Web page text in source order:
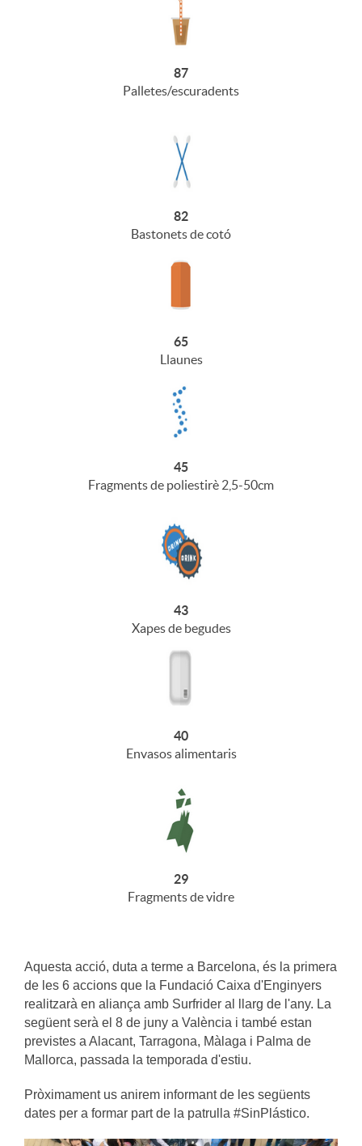
87
Palletes/escuradents
82
Bastonets de cotó
65
Llaunes
45
Fragments de poliestirè 2,5-50cm
43
Xapes de begudes
40
Envasos alimentaris
29
Fragments de vidre
Aquesta acció, duta a terme a Barcelona, és la primera
de les 6 accions que la Fundació Caixa d'Enginyers
realitzarà en aliança amb Surfrider al llarg de l'any. La
següent serà el 8 de juny a València i també estan
previstes a Alacant, Tarragona, Màlaga i Palma de
Mallorca, passada la temporada d'estiu.
Pròximament us anirem informant de les següents
dates per a formar part de la patrulla #SinPlástico.